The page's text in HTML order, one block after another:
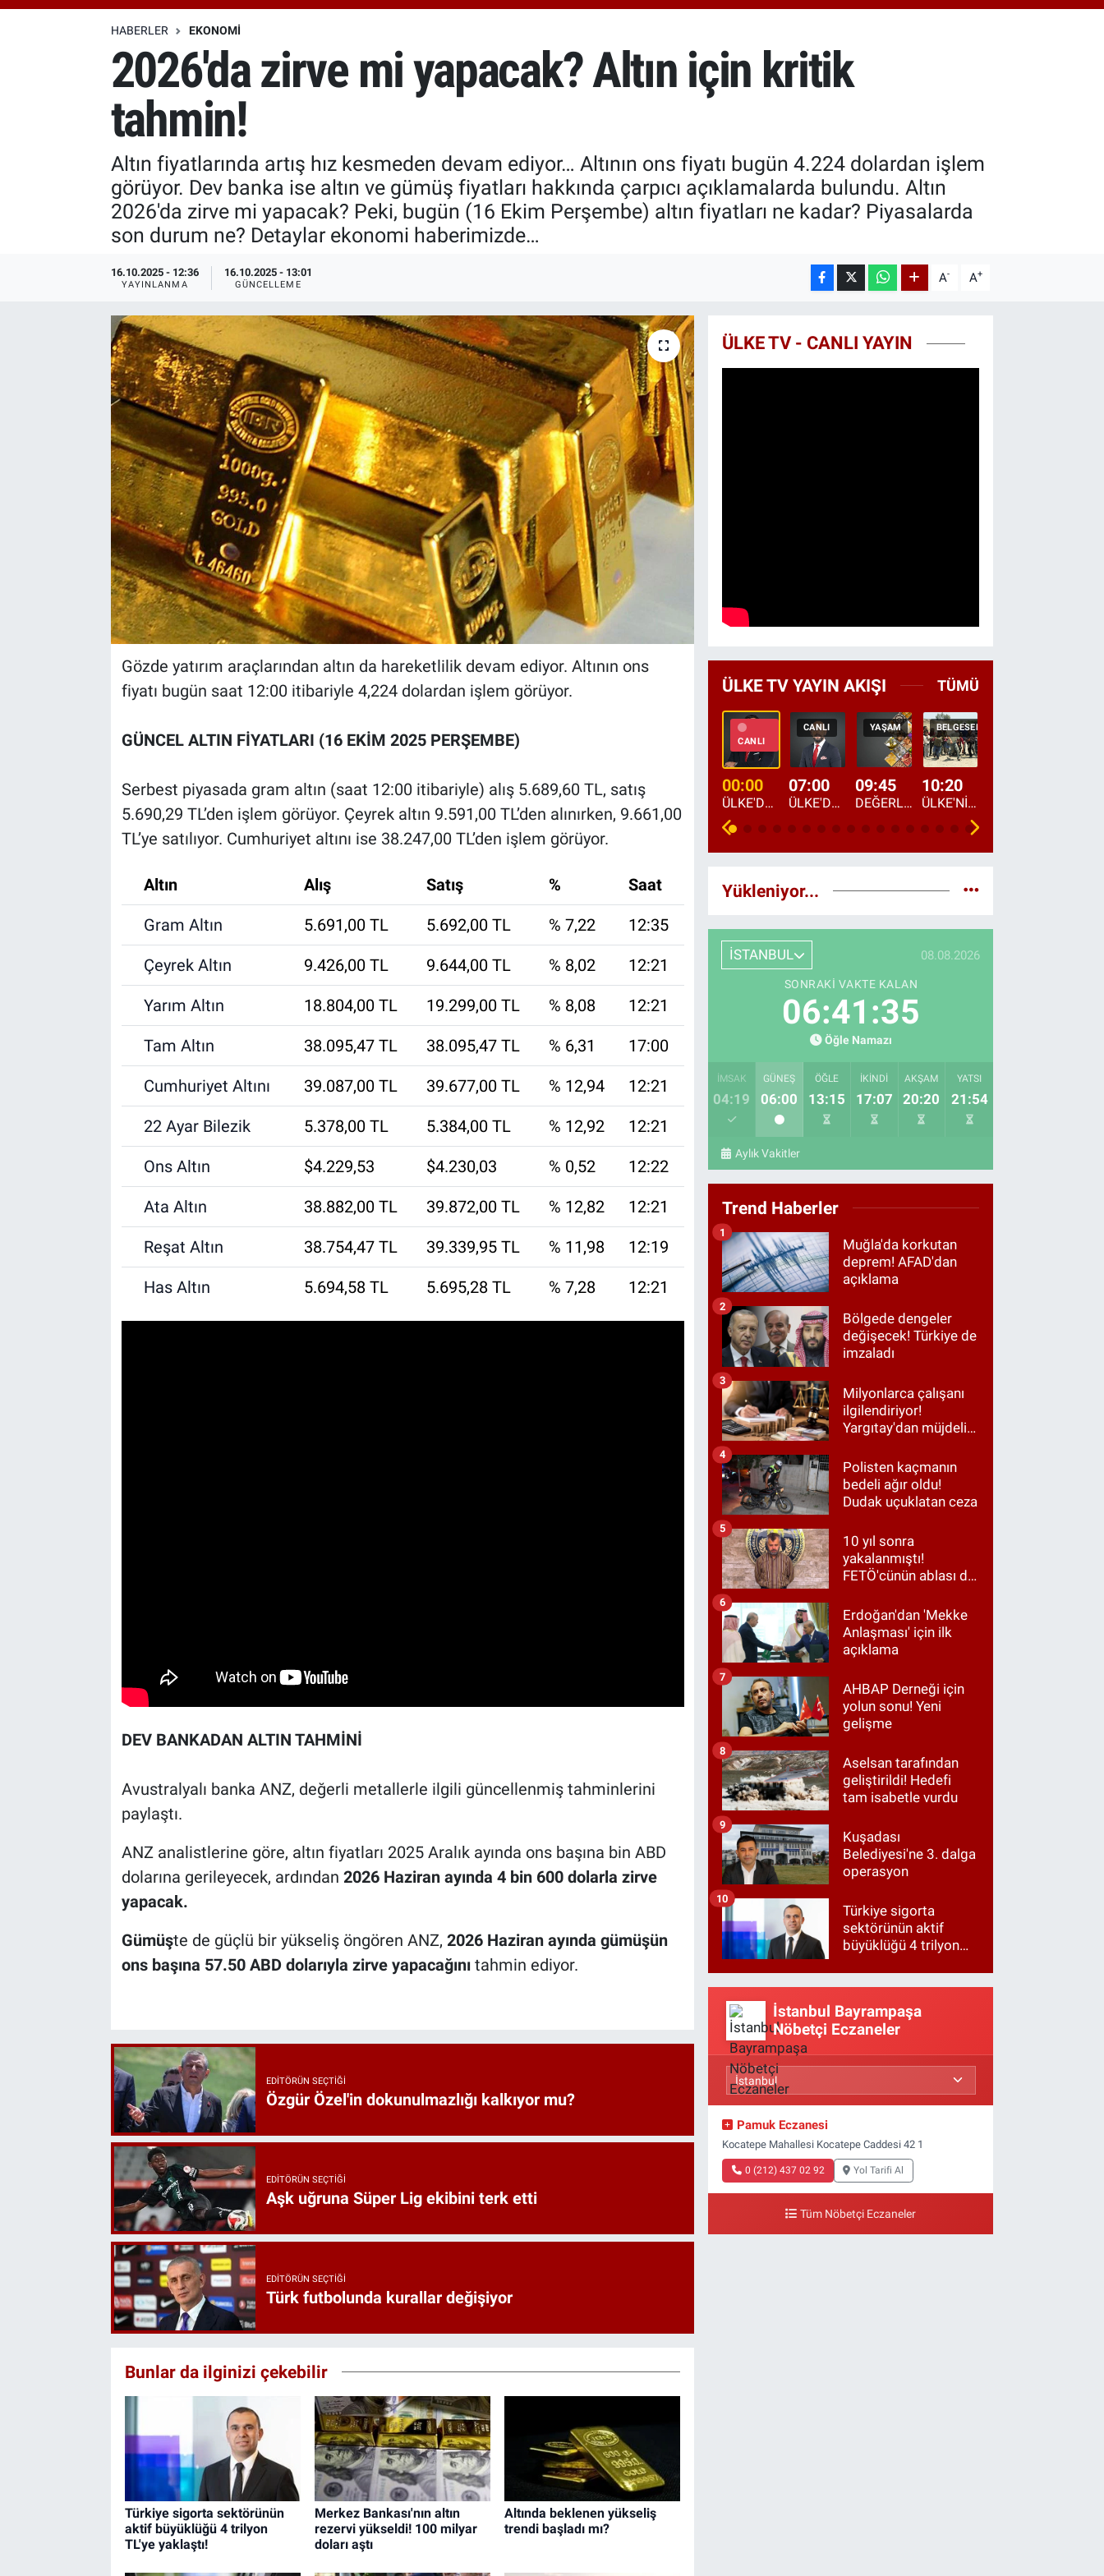
6660.55
%0.03
HABERLER EKONOMI
2026'da zirve mi yapacak? Altın için kritik
tahmin!
Altın fiyatlarında artış hız kesmeden devam ediyor… Altının ons fiyatı bugün 4.224 dolardan işlem
görüyor. Dev banka ise altın ve gümüş fiyatları hakkında çarpıcı açıklamalarda bulundu. Altın
2026'da zirve mi yapacak? Peki, bugün (16 Ekim Perşembe) altın fiyatları ne kadar? Piyasalarda
son durum ne? Detaylar ekonomi haberimizde…
16.10.2025 - 12:36
YAYINLANMA
16.10.2025 - 13:01
GÜNCELLEME A- A+
Gözde yatırım araçlarından altın da hareketlilik devam ediyor. Altının ons
fiyatı bugün saat 12:00 itibariyle 4,224 dolardan işlem görüyor.
GÜNCEL ALTIN FİYATLARI (16 EKİM 2025 PERŞEMBE)
Serbest piyasada gram altın (saat 12:00 itibariyle) alış 5.689,60 TL, satış
5.690,29 TL’den işlem görüyor. Çeyrek altın 9.591,00 TL’den alınırken, 9.661,00
TL’ye satılıyor. Cumhuriyet altını ise 38.247,00 TL’den işlem görüyor.
Altın Alış Satış % Saat
Gram Altın 5.691,00 TL 5.692,00 TL % 7,22 12:35
Çeyrek Altın 9.426,00 TL 9.644,00 TL % 8,02 12:21
Yarım Altın 18.804,00 TL 19.299,00 TL % 8,08 12:21
Tam Altın 38.095,47 TL 38.095,47 TL % 6,31 17:00
Cumhuriyet Altını 39.087,00 TL 39.677,00 TL % 12,94 12:21
22 Ayar Bilezik 5.378,00 TL 5.384,00 TL % 12,92 12:21
Ons Altın $4.229,53 $4.230,03 % 0,52 12:22
Ata Altın 38.882,00 TL 39.872,00 TL % 12,82 12:21
Reşat Altın 38.754,47 TL 39.339,95 TL % 11,98 12:19
Has Altın 5.694,58 TL 5.695,28 TL % 7,28 12:21
DEV BANKADAN ALTIN TAHMİNİ
Avustralyalı banka ANZ, değerli metallerle ilgili güncellenmiş tahminlerini
paylaştı.
ANZ analistlerine göre, altın fiyatları 2025 Aralık ayında ons başına bin ABD
dolarına gerileyecek, ardından 2026 Haziran ayında 4 bin 600 dolarla zirve
yapacak.
Gümüşte de güçlü bir yükseliş öngören ANZ, 2026 Haziran ayında gümüşün
ons başına 57.50 ABD dolarıyla zirve yapacağınıtahmin ediyor.
EDITÖRÜN SEÇTIĞI
Özgür Özel'in dokunulmazlığı kalkıyor mu?
EDITÖRÜN SEÇTIĞI
Aşk uğruna Süper Lig ekibini terk etti
EDITÖRÜN SEÇTIĞI
Türk futbolunda kurallar değişiyor
Bunlar da ilginizi çekebilir
Türkiye sigorta sektörünün
aktif büyüklüğü 4 trilyon
TL'ye yaklaştı!
Merkez Bankası'nın altın
rezervi yükseldi! 100 milyar
doları aştı
Altında beklenen yükseliş
trendi başladı mı?
ÜLKE TV - CANLI YAYIN
ÜLKE TV YAYIN AKIŞI TÜMÜ
CANLI
00:00
ÜLKE'DE BU GECE
CANLI
07:00
ÜLKE'DE HAFTA SONU
YAŞAM
09:45
DEĞERLERİN DAVETİ
BELGESEL
10:20
ÜLKE'NİN ÇOCUKLARI
Yükleniyor...
İSTANBUL 08.08.2026
SONRAKI VAKTE KALAN
06:41:34
Öğle Namazı
İMSAK
04:19
GÜNEŞ
06:00
ÖĞLE
13:15
İKINDI
17:07
AKŞAM
20:20
YATSI
21:54
Aylık Vakitler
Trend Haberler
Muğla'da korkutan
deprem! AFAD'dan
açıklama
1
Bölgede dengeler
değişecek! Türkiye de
imzaladı
2
Milyonlarca çalışanı
ilgilendiriyor!
Yargıtay'dan müjdeli
3
Polisten kaçmanın
bedeli ağır oldu!
Dudak uçuklatan ceza
4
10 yıl sonra
yakalanmıştı!
FETÖ'cünün ablası da
5
Erdoğan'dan 'Mekke
Anlaşması' için ilk
açıklama
6
AHBAP Derneği için
yolun sonu! Yeni
gelişme
7
Aselsan tarafından
geliştirildi! Hedefi
tam isabetle vurdu
8
Kuşadası
Belediyesi'ne 3. dalga
operasyon
9
Türkiye sigorta
sektörünün aktif
büyüklüğü 4 trilyon
10
İstanbul Bayrampaşa
Nöbetçi Eczaneler
Pamuk Eczanesi
Kocatepe Mahallesi Kocatepe Caddesi 42 1
0 (212) 437 02 92 Yol Tarifi Al
Tüm Nöbetçi Eczaneler
Özel Haberler
Özel Haberler
Erişim Bilgileri
Haber Arşivi